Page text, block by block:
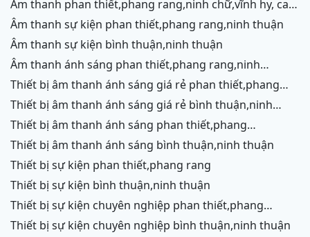
âm thanh phan thiết,phang rang,ninh chữ,vĩnh hy, cam
ranh
âm thanh sự kiện phan thiết,phang rang,ninh thuận
âm thanh sự kiện bình thuận,ninh thuận
âm thanh ánh sáng phan thiết,phang rang,ninh
chữ,vĩnh hy,cam ranh
thiết bị âm thanh ánh sáng giá rẻ phan thiết,phang
rang,ninh chữ,vĩnh hy, ninh thuận
thiết bị âm thanh ánh sáng giá rẻ bình thuận,ninh
thuận
thiết bị âm thanh ánh sáng phan thiết,phang
rang,ninh chữ,vĩnh hy,cam ranh
thiết bị âm thanh ánh sáng bình thuận,ninh thuận
thiết bị sự kiện phan thiết,phang rang
thiết bị sự kiện bình thuận,ninh thuận
thiết bị sự kiện chuyên nghiệp phan thiết,phang
rang,ninh chữ,vĩnh hy,cam ranh
thiết bị sự kiện chuyên nghiệp bình thuận,ninh thuận